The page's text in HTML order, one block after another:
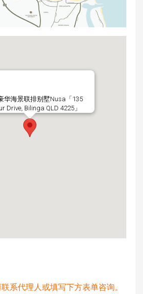
华海景联排别墅Nusa「135
Drive, Bilinga QLD 4225」
系代理人或填写下方表单咨询。